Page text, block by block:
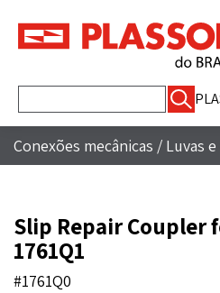
por:
Conexões mecânicas / Luvas e
Slip Repair Coupler
1761Q1
#1761Q0